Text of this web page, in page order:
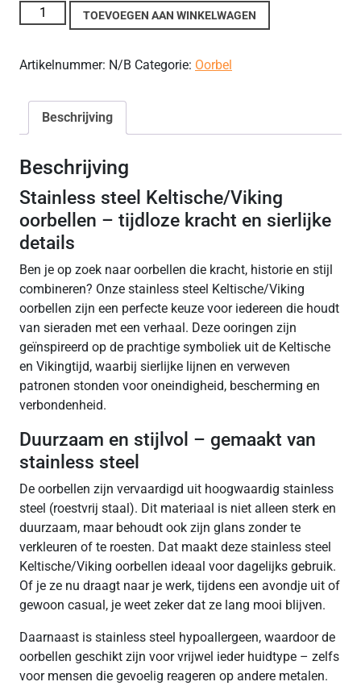
Stainless steel Keltische/Viking oorbellen aantal
TOEVOEGEN AAN WINKELWAGEN
Artikelnummer: N/B Categorie: Oorbel
Beschrijving
Beschrijving
Stainless steel Keltische/Viking
oorbellen – tijdloze kracht en sierlijke
details
Ben je op zoek naar oorbellen die kracht, historie en stijl
combineren? Onze stainless steel Keltische/Viking
oorbellen zijn een perfecte keuze voor iedereen die houdt
van sieraden met een verhaal. Deze ooringen zijn
geïnspireerd op de prachtige symboliek uit de Keltische
en Vikingtijd, waarbij sierlijke lijnen en verweven
patronen stonden voor oneindigheid, bescherming en
verbondenheid.
Duurzaam en stijlvol – gemaakt van
stainless steel
De oorbellen zijn vervaardigd uit hoogwaardig stainless
steel (roestvrij staal). Dit materiaal is niet alleen sterk en
duurzaam, maar behoudt ook zijn glans zonder te
verkleuren of te roesten. Dat maakt deze stainless steel
Keltische/Viking oorbellen ideaal voor dagelijks gebruik.
Of je ze nu draagt naar je werk, tijdens een avondje uit of
gewoon casual, je weet zeker dat ze lang mooi blijven.
Daarnaast is stainless steel hypoallergeen, waardoor de
oorbellen geschikt zijn voor vrijwel ieder huidtype – zelfs
voor mensen die gevoelig reageren op andere metalen.